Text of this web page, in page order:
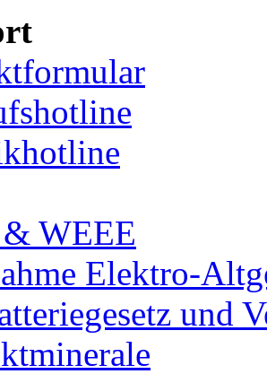
WEEE
Elektro-
und